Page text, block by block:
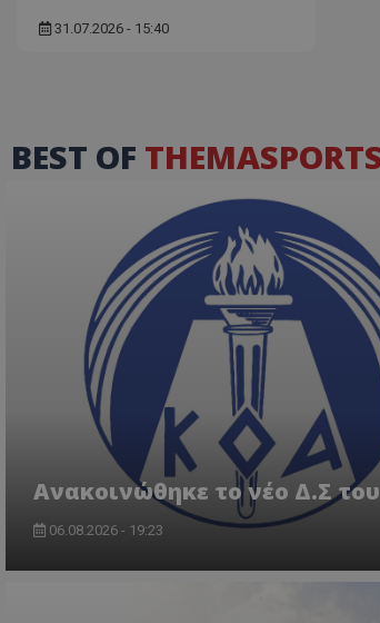
31.07.2026 - 15:40
BEST OF
Aνακοινώθηκε το νέο Δ.Σ
06.08.2026 - 19:23